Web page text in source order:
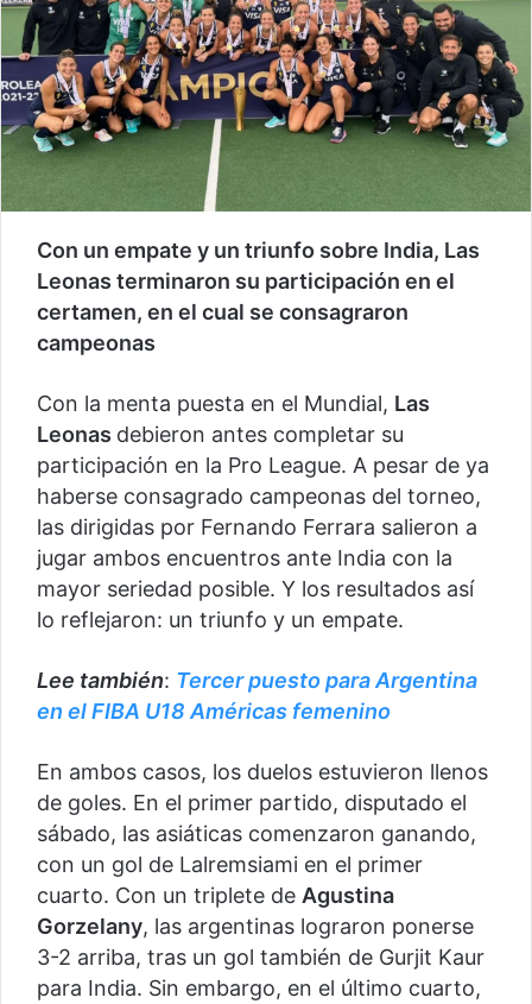
Con un empate y un triunfo sobre India, Las
Leonas terminaron su participación en el
certamen, en el cual se consagraron
campeonas
Con la menta puesta en el Mundial, Las
Leonas debieron antes completar su
participación en la Pro League. A pesar de ya
haberse consagrado campeonas del torneo,
las dirigidas por Fernando Ferrara salieron a
jugar ambos encuentros ante India con la
mayor seriedad posible. Y los resultados así
lo reflejaron: un triunfo y un empate.
Lee también: Tercer puesto para Argentina
en el FIBA U18 Américas femenino
En ambos casos, los duelos estuvieron llenos
de goles. En el primer partido, disputado el
sábado, las asiáticas comenzaron ganando,
con un gol de Lalremsiami en el primer
cuarto. Con un triplete de Agustina
Gorzelany, las argentinas lograron ponerse
3-2 arriba, tras un gol también de Gurjit Kaur
para India. Sin embargo, en el último cuarto,